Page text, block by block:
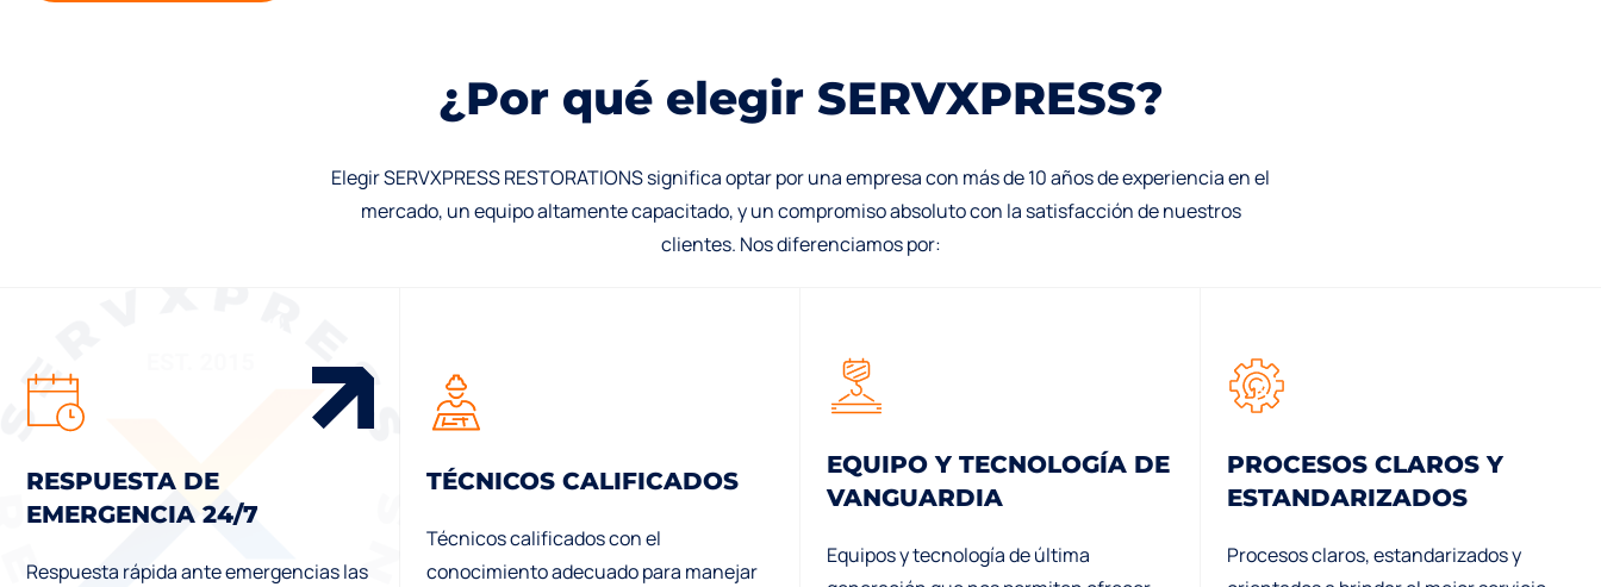
¿Por qué elegir SERVXPRESS?
Elegir SERVXPRESS RESTORATIONS significa optar por una empresa con más de 10 años de experiencia en el
mercado, un equipo altamente capacitado, y un compromiso absoluto con la satisfacción de nuestros
clientes. Nos diferenciamos por:
RESPUESTA DE
EMERGENCIA 24/7
Respuesta rápida ante emergencias las
TÉCNICOS CALIFICADOS
Técnicos calificados con el
conocimiento adecuado para manejar
EQUIPO Y TECNOLOGÍA DE
VANGUARDIA
Equipos y tecnología de última
PROCESOS CLAROS Y
ESTANDARIZADOS
Procesos claros, estandarizados y